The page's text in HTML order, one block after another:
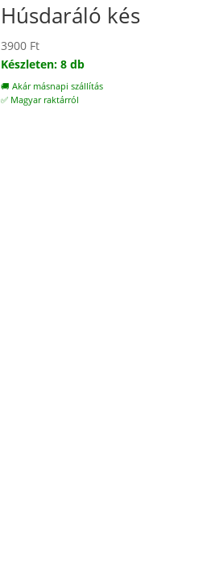
Húsdaráló kés
3900 Ft
Készleten: 8 db
🚚 Akár másnapi szállítás
✅ Magyar raktárról